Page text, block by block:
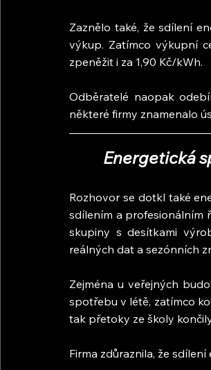
Zaznělo také, že sdílení
výkup. Zatímco výkupní
zpeněžit i za 1,90 Kč/kWh.
Odběratelé naopak
některé firmy znamenalo
Energetická
Rozhovor se dotkl také
sdílením a profesionálním
skupiny s desítkami
reálných dat a sezónních
Zejména u veřejných
spotřebu v létě, zatímco
tak přetoky ze školy
Firma zdůraznila, že